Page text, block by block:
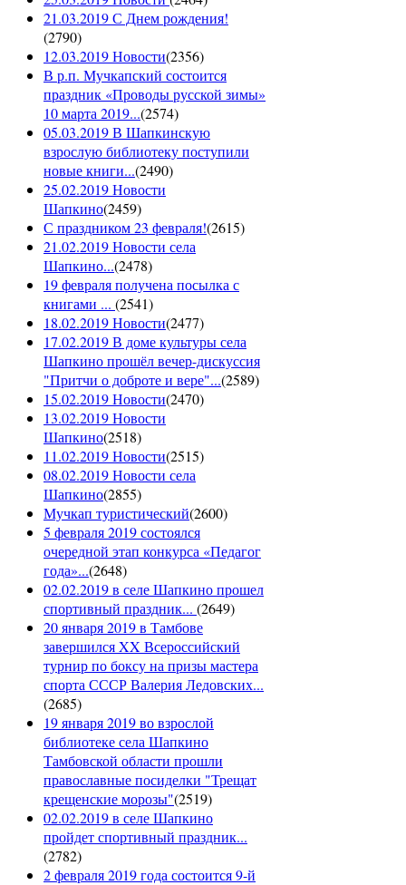
21.03.2019 С Днем рождения!
(2790)
12.03.2019 Новости(2356)
В р.п. Мучкапский состоится
праздник «Проводы русской зимы»
10 марта 2019...(2574)
05.03.2019 В Шапкинскую
взрослую библиотеку поступили
новые книги...(2490)
25.02.2019 Новости
Шапкино(2459)
С праздником 23 февраля!(2615)
21.02.2019 Новости села
Шапкино...(2478)
19 февраля получена посылка с
книгами ... (2541)
18.02.2019 Новости(2477)
17.02.2019 В доме культуры села
Шапкино прошёл вечер-дискуссия
"Притчи о доброте и вере"...(2589)
15.02.2019 Новости(2470)
13.02.2019 Новости
Шапкино(2518)
11.02.2019 Новости(2515)
08.02.2019 Новости села
Шапкино(2855)
Мучкап туристический(2600)
5 февраля 2019 состоялся
очередной этап конкурса «Педагог
года»...(2648)
02.02.2019 в селе Шапкино прошел
спортивный праздник... (2649)
20 января 2019 в Тамбове
завершился XX Всероссийский
турнир по боксу на призы мастера
спорта СССР Валерия Ледовских...
(2685)
19 января 2019 во взрослой
библиотеке села Шапкино
Тамбовской области прошли
православные посиделки "Трещат
крещенские морозы"(2519)
02.02.2019 в селе Шапкино
пройдет спортивный праздник...
(2782)
2 февраля 2019 года состоится 9-й